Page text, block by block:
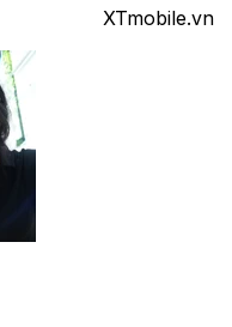
XTmobile.vn